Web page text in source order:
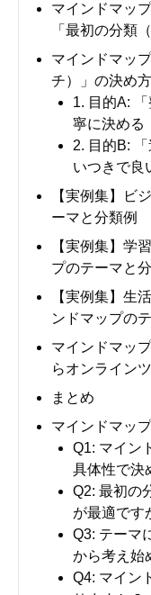
マインドマッ
「最初の分類
マインドマッ
チ）」の決め方
1. 目的A:
寧に決める
2. 目的B:
いつきで良
【実例集】ビ
ーマと分類例
【実例集】学
プのテーマと
【実例集】生
ンドマップの
マインドマッ
らオンライン
まとめ
マインドマッ
Q1: マイン
具体性で決
Q2: 最初の
が最適です
Q3: テーマ
から考え始
Q4: マイン